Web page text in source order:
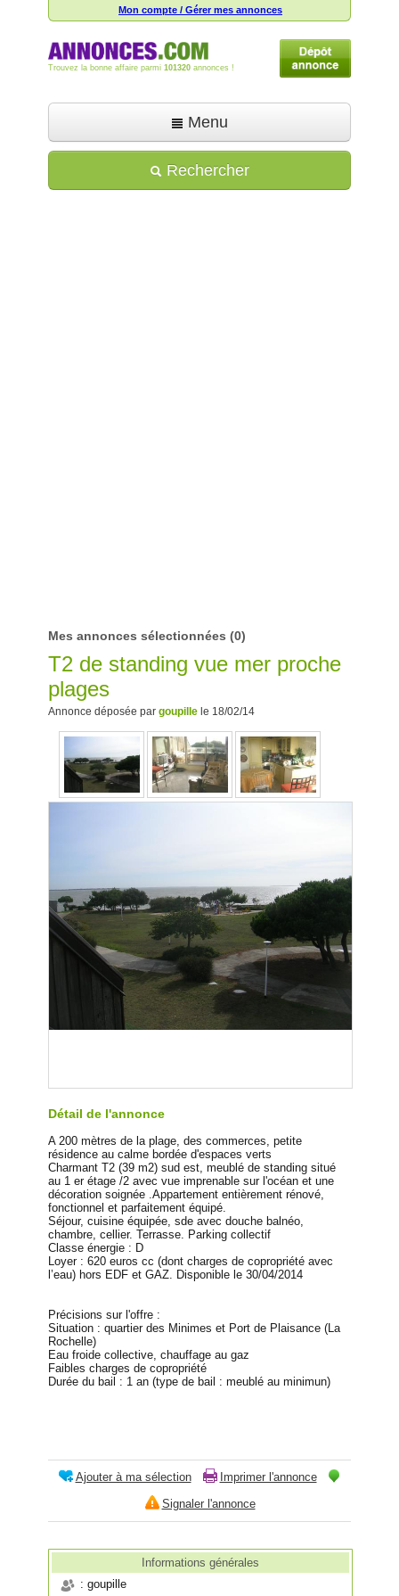
Mon compte / Gérer mes annonces
Trouvez la bonne affaire parmi 101320 annonces !
Menu
Déposer une annonce
Rechercher
Mes annonces sélectionnées (0)
T2 de standing vue mer proche
plages
Annonce déposée par goupille le 18/02/14
Détail de l'annonce
A 200 mètres de la plage, des commerces, petite
résidence au calme bordée d'espaces verts
Charmant T2 (39 m2) sud est, meublé de standing situé
au 1 er étage /2 avec vue imprenable sur l'océan et une
décoration soignée .Appartement entièrement rénové,
fonctionnel et parfaitement équipé.
Séjour, cuisine équipée, sde avec douche balnéo,
chambre, cellier. Terrasse. Parking collectif
Classe énergie : D
Loyer : 620 euros cc (dont charges de copropriété avec
l’eau) hors EDF et GAZ. Disponible le 30/04/2014
Précisions sur l'offre :
Situation : quartier des Minimes et Port de Plaisance (La
Rochelle)
Eau froide collective, chauffage au gaz
Faibles charges de copropriété
Durée du bail : 1 an (type de bail : meublé au minimun)
Ajouter à ma sélection
Imprimer l'annonce
Signaler l'annonce
Informations générales
: goupille